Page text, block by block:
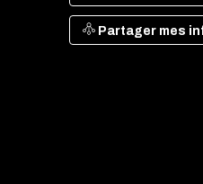
Partager mes